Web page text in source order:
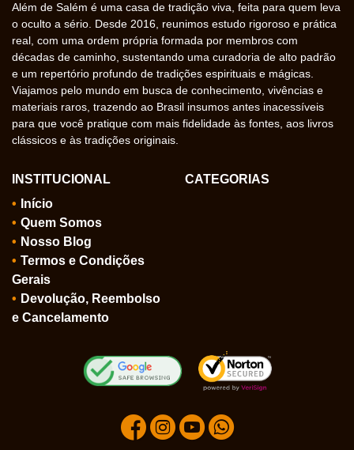
Além de Salém é uma casa de tradição viva, feita para quem leva
o oculto a sério. Desde 2016, reunimos estudo rigoroso e prática
real, com uma ordem própria formada por membros com
décadas de caminho, sustentando uma curadoria de alto padrão
e um repertório profundo de tradições espirituais e mágicas.
Viajamos pelo mundo em busca de conhecimento, vivências e
materiais raros, trazendo ao Brasil insumos antes inacessíveis
para que você pratique com mais fidelidade às fontes, aos livros
clássicos e às tradições originais.
INSTITUCIONAL
Início
Quem Somos
Nosso Blog
Termos e Condições
Gerais
Devolução, Reembolso
e Cancelamento
CATEGORIAS